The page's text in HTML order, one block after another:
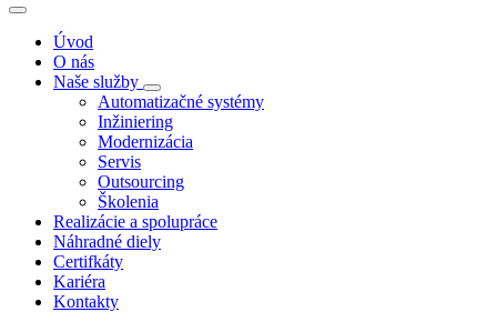
Úvod
O nás
Naše služby
Automatizačné systémy
Inžiniering
Modernizácia
Servis
Outsourcing
Školenia
Realizácie a spolupráce
Náhradné diely
Certifkáty
Kariéra
Kontakty